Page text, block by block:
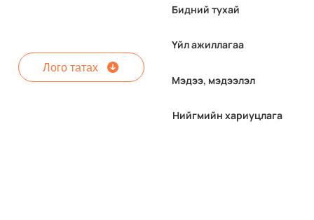
Лого татах
Бидний тухай
Үйл ажиллагаа
Мэдээ, мэдээлэл
Нийгмийн хариуцлага